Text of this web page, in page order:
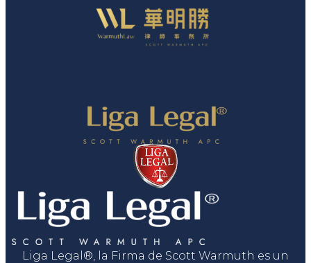
Liga Legal®, la Firma de Scott Warmuth es un